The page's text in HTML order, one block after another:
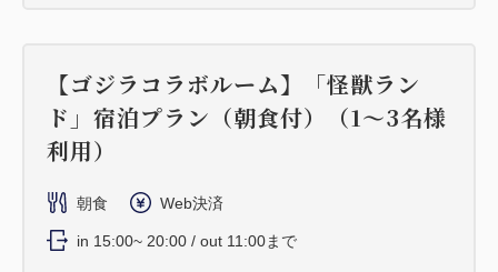
【ゴジラコラボルーム】「怪獣ラン
ド」宿泊プラン（朝食付）（1～3名様
利用）
朝食 Web決済
in 15:00~ 20:00 / out 11:00まで